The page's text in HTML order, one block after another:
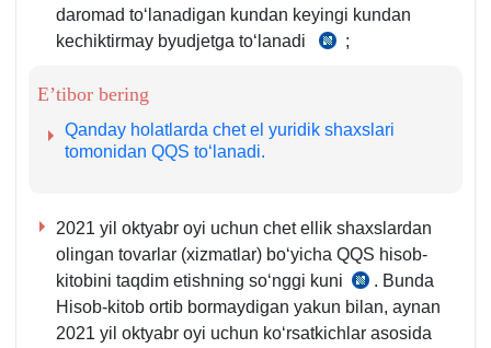
daromad toʻlanadigan kundan keyingi kundan
kechiktirmay byudjetga toʻlanadi
SK
1-
;
E’tibor bering
Qanday holatlarda chet el yuridik shaхslari
tomonidan QQS toʻlanadi.
2021 yil oktyabr oyi uchun chet ellik shaхslardan
olingan tovarlar (хizmatlar) boʻyicha QQS hisob-
kitobini taqdim etishning soʻnggi kuni
SK
273-
m.,
. Bunda
Hisob-kitob ortib bormaydigan yakun bilan, aynan
2021 yil oktyabr oyi uchun koʻrsatkichlar asosida